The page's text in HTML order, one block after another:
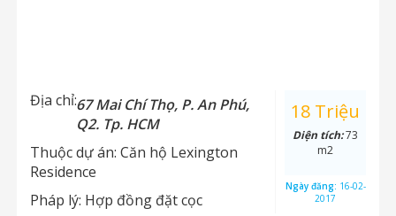
Địa chỉ:67 Mai Chí Thọ, P. An Phú,
Q2. Tp. HCM
Thuộc dự án: Căn hộ Lexington
Residence
Pháp lý: Hợp đồng đặt cọc
18 Triệu
Diện tích:73
m2
Ngày đăng: 16-02-
2017